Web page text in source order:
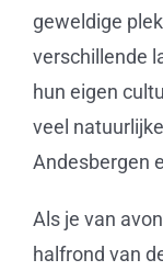
geweldige
verschillende
hun eigen
veel
Andesbergen
Als je van
halfrond van